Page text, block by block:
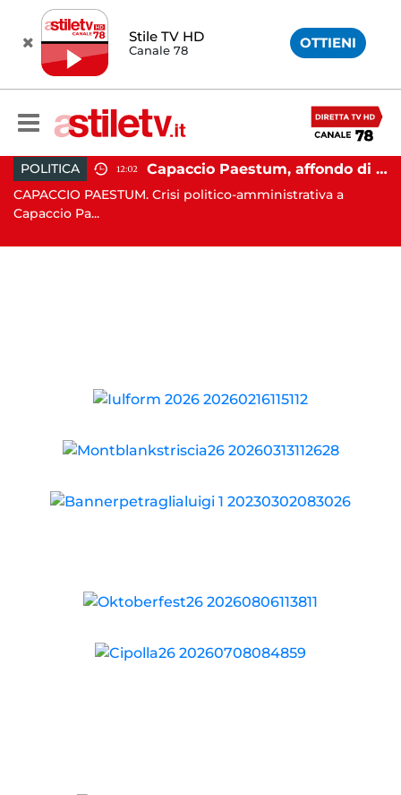
Stile TV HD
Canale 78 OTTIENI
POLITICA 12:02 Capaccio Paestum, affondo di Forza Italia: "Paolino è arrivato al capolinea"
CAPACCIO PAESTUM. Crisi politico-amministrativa a
Capaccio Pa...